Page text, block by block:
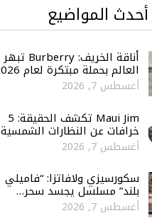
أحدث المواضيع
أناقة الخريف: Burberry تبهر
العالم بحملة مبتكرة لعام 2026
أغسطس 7, 2026
Maui Jim تكشف الحقيقة: 5
خرافات عن النظارات الشمسية
أغسطس 7, 2026
سكورسيزي ولافاتزا: “فاميلي
بلند” مسلسل يجسد سحر…
أغسطس 7, 2026